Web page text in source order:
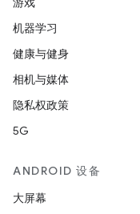
机器学习
健康与健身
相机与媒体
隐私权政策
5G
ANDROID 设备
大屏幕